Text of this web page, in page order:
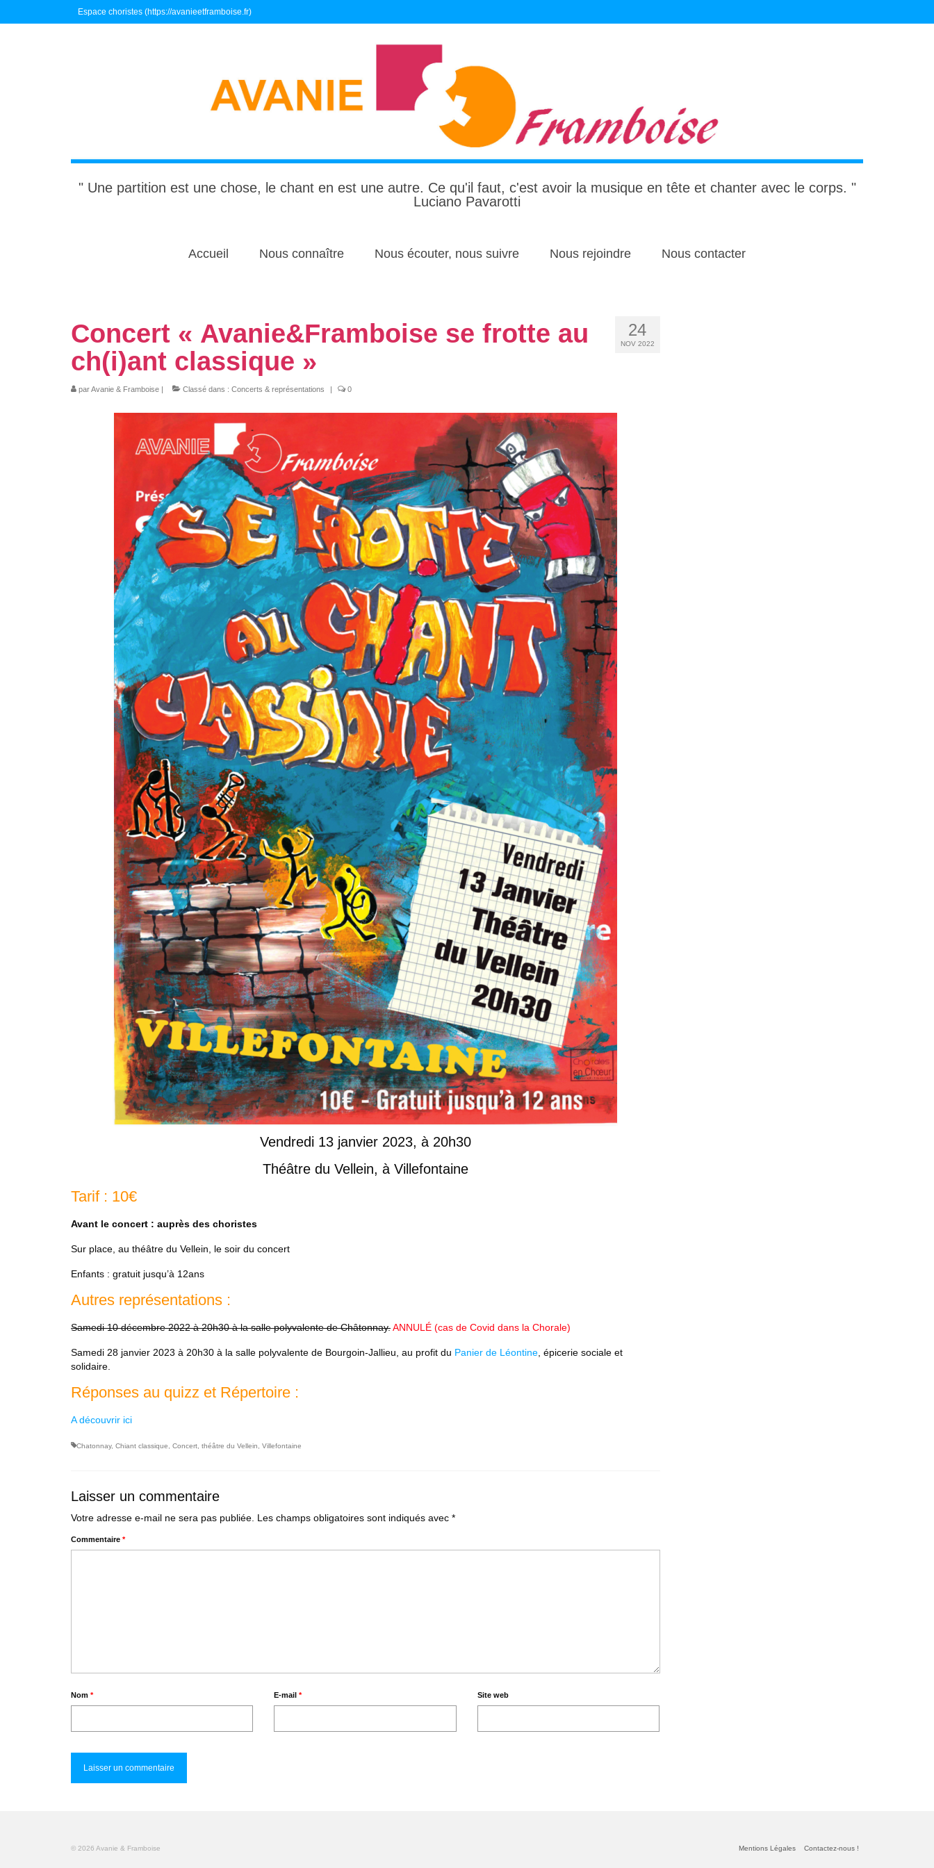
Espace choristes (https://avanieetframboise.fr)
" Une partition est une chose, le chant en est une autre. Ce qu'il faut, c'est avoir la musique en tête et chanter avec le corps. "
Luciano Pavarotti
Accueil Nous connaître Nous écouter, nous suivre Nous rejoindre Nous contacter
24
NOV 2022
Concert « Avanie&Framboise se frotte au
ch(i)ant classique »
parAvanie & Framboise | Classé dans : Concerts & représentations | 0
Vendredi 13 janvier 2023, à 20h30
Théâtre du Vellein, à Villefontaine
Tarif : 10€
Avant le concert : auprès des choristes
Sur place, au théâtre du Vellein, le soir du concert
Enfants : gratuit jusqu’à 12ans
Autres représentations :
Samedi 10 décembre 2022 à 20h30 à la salle polyvalente de Châtonnay.ANNULÉ (cas de Covid dans la Chorale)
Samedi 28 janvier 2023 à 20h30 à la salle polyvalente de Bourgoin-Jallieu, au profit du Panier de Léontine , épicerie sociale et
solidaire.
Réponses au quizz et Répertoire :
A découvrir ici
Chatonnay, Chiant classique Concert théâtre du Vellein Villefontaine
Laisser un commentaire
Votre adresse e-mail ne sera pas publiée. Les champs obligatoires sont indiqués avec *
Commentaire *
Nom * E-mail* Site web
Mentions Légales Contactez-nous !
© 2026 Avanie & Framboise